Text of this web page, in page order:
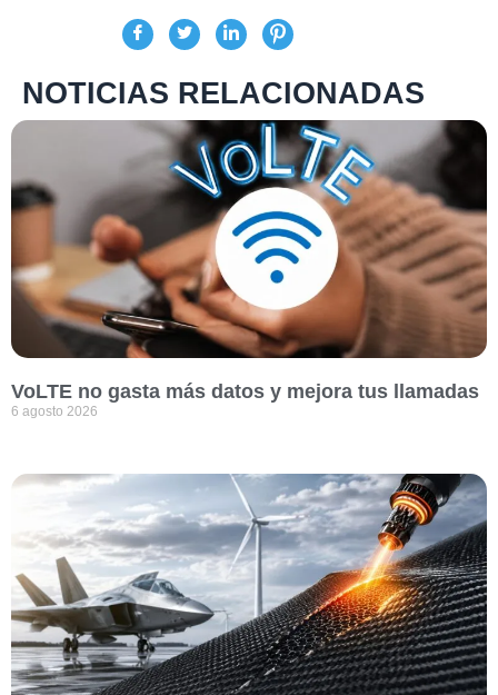
NOTICIAS RELACIONADAS
VoLTE no gasta más datos y mejora tus llamadas
6 agosto 2026